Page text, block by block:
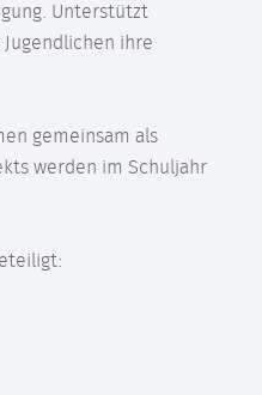
Unterstützt
ihre
gemeinsam als
werden im Schuljahr